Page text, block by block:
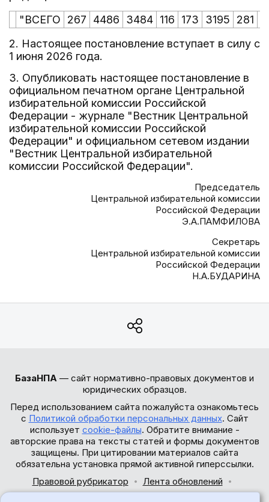
"ВСЕГО
267 4486 3484 116 173 3195 281
2. Настоящее постановление вступает в силу с
1 июня 2026 года.
3. Опубликовать настоящее постановление в
официальном печатном органе Центральной
избирательной комиссии Российской
Федерации - журнале "Вестник Центральной
избирательной комиссии Российской
Федерации" и официальном сетевом издании
"Вестник Центральной избирательной
комиссии Российской Федерации".
Председатель
Центральной избирательной комиссии
Российской Федерации
Э.А.ПАМФИЛОВА
Секретарь
Центральной избирательной комиссии
Российской Федерации
Н.А.БУДАРИНА
БазаНПА — сайт нормативно-правовых документов и
юридических образцов.
Перед использованием сайта пожалуйста ознакомьтесь
с Политикой обработки персональных данных. Сайт
использует cookie-файлы. Обратите внимание -
авторские права на тексты статей и формы документов
защищены. При цитировании материалов сайта
обязательна установка прямой активной гиперссылки.
Правовой рубрикатор
Лента обновлений